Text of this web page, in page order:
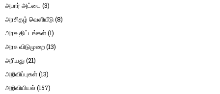
அபார் அட்டை (3)
அரசிதழ் வெளியீடு(8)
அரசு திட்டங்கள்(1)
அரசு விடுமுறை(13)
அரியது(21)
அறிவிப்புகள்(13)
அறிவியியல் (157)